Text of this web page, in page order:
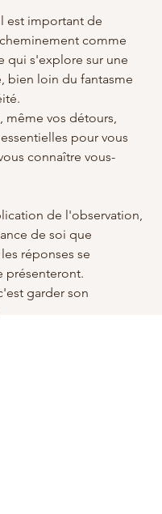
est important de
comme
qui s'explore sur une
bien loin du fantasme
même vos détours,
pour vous
connaître vous-
de l'observation,
de soi que
réponses se
présenteront.
garder son